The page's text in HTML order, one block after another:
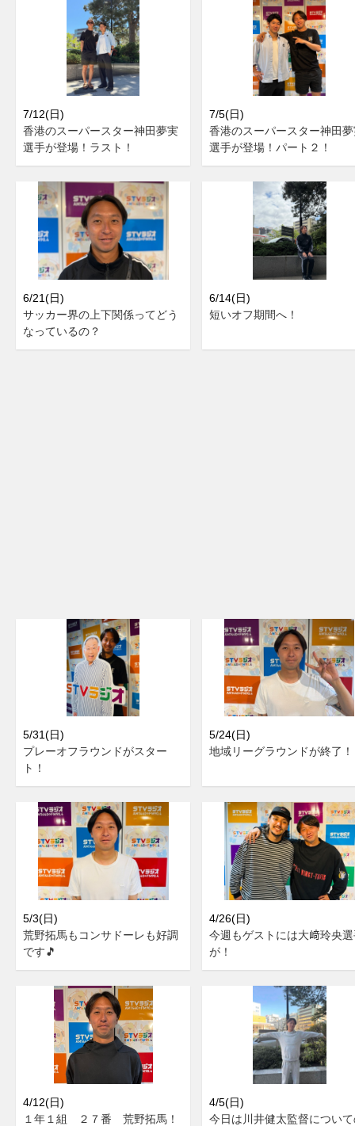
7/12(日)
香港のスーパースター神田夢実
選手が登場！ラスト！
7/5(日)
香港のスーパースター神田
選手が登場！パート２！
6/21(日)
サッカー界の上下関係ってどう
なっているの？
6/14(日)
短いオフ期間へ！
5/31(日)
プレーオフラウンドがスター
ト！
5/24(日)
地域リーグラウンドが終了！
5/3(日)
荒野拓馬もコンサドーレも好調
です🎵
4/26(日)
今週もゲストには大﨑玲央
が！
4/12(日)
１年１組 ２７番 荒野拓馬！
4/5(日)
今日は川井健太監督につい